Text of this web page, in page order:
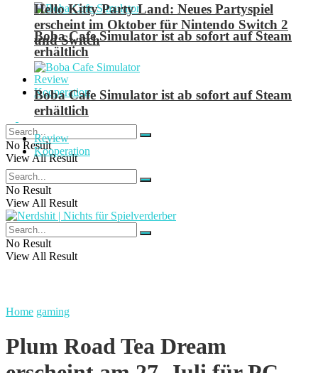
Boba Cafe Simulator ist ab sofort auf Steam
erhältlich
Review
Kooperation
No Result
View All Result
Hello Kitty Party Land: Neues Partyspiel
erscheint im Oktober für Nintendo Switch 2
und Switch
Boba Cafe Simulator ist ab sofort auf Steam
erhältlich
Review
Kooperation
No Result
View All Result
No Result
View All Result
Home gaming
Plum Road Tea Dream